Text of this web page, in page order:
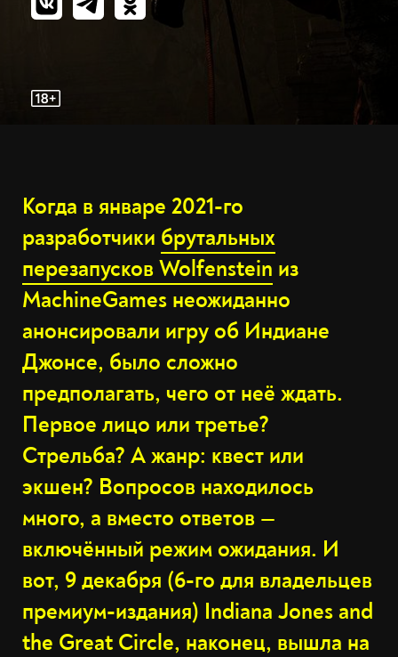
Когда в январе 2021-го
разработчики брутальных
перезапусков Wolfenstein из
MachineGames неожиданно
анонсировали игру об Индиане
Джонсе, было сложно
предполагать, чего от неё ждать.
Первое лицо или третье?
Стрельба? А жанр: квест или
экшен? Вопросов находилось
много, а вместо ответов —
включённый режим ожидания. И
вот, 9 декабря (6-го для владельцев
премиум-издания) Indiana Jones and
the Great Circle, наконец, вышла на